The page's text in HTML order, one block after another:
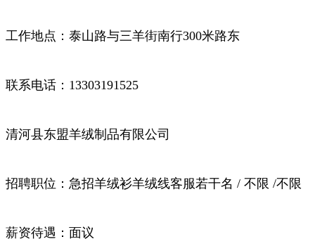
工作地点：泰山路与三羊街南行300米路东
联系电话：13303191525
清河县东盟羊绒制品有限公司
招聘职位：急招羊绒衫羊绒线客服若干名 / 不限 /不限
薪资待遇：面议